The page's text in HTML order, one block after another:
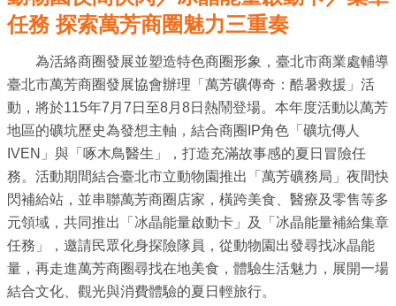
息
介
紹
業
務
資
訊
線
上
任務 探索萬芳商圈魅力三重奏
為活絡商圈發展並塑造特色商圈形象，臺北市商業處輔導
臺北市萬芳商圈發展協會辦理「萬芳礦傳奇：酷暑救援」活
動，將於115年7月7日至8月8日熱鬧登場。本年度活動以萬芳
地區的礦坑歷史為發想主軸，結合商圈IP角色「礦坑傳人
IVEN」與「啄木鳥醫生」，打造充滿故事感的夏日冒險任
務。活動期間結合臺北市立動物園推出「萬芳礦務局」夜間快
閃補給站，並串聯萬芳商圈店家，橫跨美食、醫療及零售等多
元領域，共同推出「冰晶能量啟動卡」及「冰晶能量補給集章
任務」，邀請民眾化身探險隊員，從動物園出發尋找冰晶能
量，再走進萬芳商圈尋找在地美食，體驗生活魅力，展開一場
結合文化、觀光與消費體驗的夏日輕旅行。